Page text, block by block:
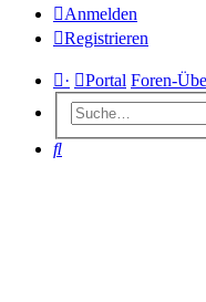
Anmelden
Registrieren
· Portal Foren-
Suche